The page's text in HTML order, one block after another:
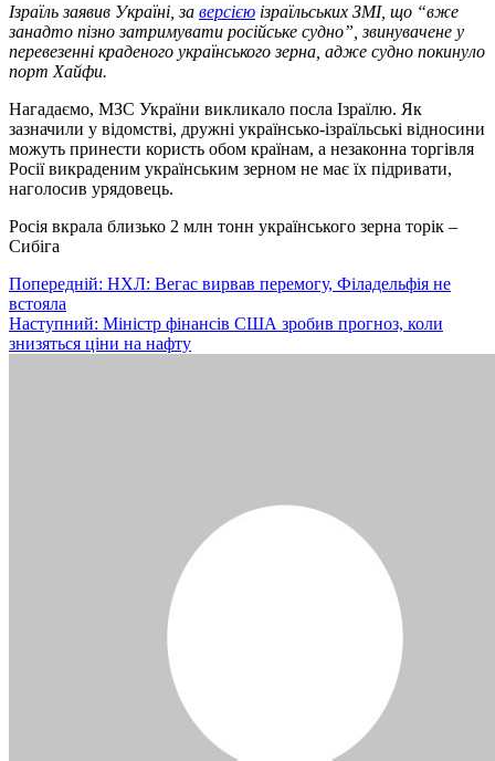
Ізраїль заявив Україні, за версією ізраїльських ЗМІ, що “вже
занадто пізно затримувати російське судно”, звинувачене у
перевезенні краденого українського зерна, адже судно покинуло
порт Хайфи.
Нагадаємо, МЗС України викликало посла Ізраїлю. Як
зазначили у відомстві, дружні українсько-ізраїльські відносини
можуть принести користь обом країнам, а незаконна торгівля
Росії викраденим українським зерном не має їх підривати,
наголосив урядовець.
Росія вкрала близько 2 млн тонн українського зерна торік –
Сибіга
Навігація
записів
Попередній: НХЛ: Вегас вирвав перемогу, Філадельфія не
встояла
Наступний: Міністр фінансів США зробив прогноз, коли
знизяться ціни на нафту